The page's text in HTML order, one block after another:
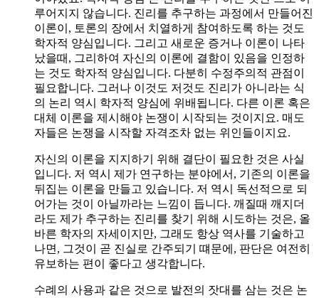
루어지지 않습니다. 진리를 추구하는 과정에서 만들어진
이론이, 토론의 장에서 치열하게 참여하도록 하는 것도
학자적 양심입니다. 그리고 새로운 증거나 이론이 나타
났을때, 그리하여 자신의 이론에 결함이 있음을 인정하
는 것도 학자적 양심입니다. 다분히 수정주의적 관점이
필요합니다. 그러나 이것도 저것도 진리가 아니라는 식
의 논리 역시 학자적 양심에 위배됩니다. 다른 이론 혹은
대체 이론을 제시해야 논쟁이 시작되는 것이지요. 매도
자들은 논쟁을 시작할 자격조차 없는 위인들이지요.
자신의 이론을 지지하기 위해 결단이 필요한 것은 사실
입니다. 저 역시 제가 연구하는 분야에서, 기존의 이론을
뒤집는 이론을 만들고 있습니다. 저 역시 독선적으로 되
어가는 것이 아닐까라는 느낌이 듭니다. 깨질때 깨지더
라도 제가 추구하는 진리를 찾기 위해 시도하는 것은, 올
바른 학자의 자세이지만, 그래도 항상 역사를 기술하고
나면, 그것이 곧 진실로 간주되기 떄문에, 판단은 여전히
유보하는 편이 좋다고 생각합니다.
수례의 사용과 같은 것으로 발전의 잣대를 삼는 것은 논